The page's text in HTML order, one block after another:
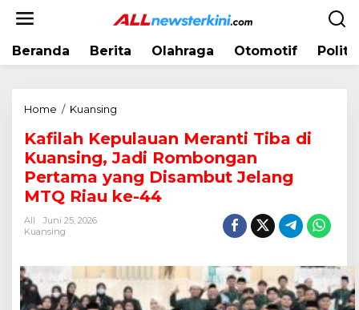
Beranda Berita Olahraga Otomotif
Home / Kuansing
f
l
h
u
a
Kafilah Kepulauan Meranti Tiba di
Kuansing, Jadi Rombongan
Pertama yang Disambut Jelang
MTQ Riau ke-44
All
Juni 25, 2026
Kuansing